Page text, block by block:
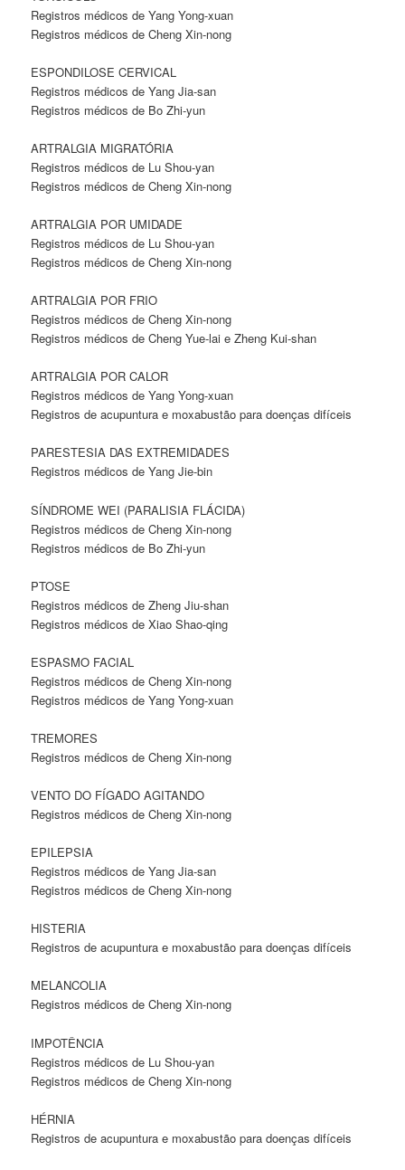
Registros médicos de Yang Yong-xuan
Registros médicos de Cheng Xin-nong
ESPONDILOSE CERVICAL
Registros médicos de Yang Jia-san
Registros médicos de Bo Zhi-yun
ARTRALGIA MIGRATÓRIA
Registros médicos de Lu Shou-yan
Registros médicos de Cheng Xin-nong
ARTRALGIA POR UMIDADE
Registros médicos de Lu Shou-yan
Registros médicos de Cheng Xin-nong
ARTRALGIA POR FRIO
Registros médicos de Cheng Xin-nong
Registros médicos de Cheng Yue-lai e Zheng Kui-shan
ARTRALGIA POR CALOR
Registros médicos de Yang Yong-xuan
Registros de acupuntura e moxabustão para doenças difíceis
PARESTESIA DAS EXTREMIDADES
Registros médicos de Yang Jie-bin
SÍNDROME WEI (PARALISIA FLÁCIDA)
Registros médicos de Cheng Xin-nong
Registros médicos de Bo Zhi-yun
PTOSE
Registros médicos de Zheng Jiu-shan
Registros médicos de Xiao Shao-qing
ESPASMO FACIAL
Registros médicos de Cheng Xin-nong
Registros médicos de Yang Yong-xuan
TREMORES
Registros médicos de Cheng Xin-nong
VENTO DO FÍGADO AGITANDO
Registros médicos de Cheng Xin-nong
EPILEPSIA
Registros médicos de Yang Jia-san
Registros médicos de Cheng Xin-nong
HISTERIA
Registros de acupuntura e moxabustão para doenças difíceis
MELANCOLIA
Registros médicos de Cheng Xin-nong
IMPOTÊNCIA
Registros médicos de Lu Shou-yan
Registros médicos de Cheng Xin-nong
HÉRNIA
Registros de acupuntura e moxabustão para doenças difíceis